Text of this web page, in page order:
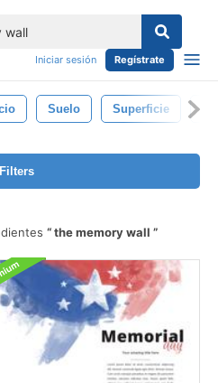
Iniciar sesión Regístrate
Suelo Superficie
Filters
the memory wall